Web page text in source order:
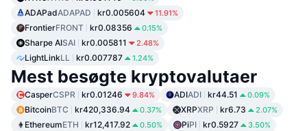
ADAPadADAPAD kr0.005604 11.91%
FrontierFRONT kr0.08356 0.15%
Sharpe AISAI kr0.005811 2.48%
LightLinkLL kr0.007787 1.24%
Mest besøgte kryptovalutaer
CasperCSPR kr0.01246 9.84% ADIADI kr44.51 0.09%
BitcoinBTC kr420,336.94 0.37% XRPXRP kr6.73 2.07%
EthereumETH kr12,417.92 0.50% PiPI kr0.5927 3.50%